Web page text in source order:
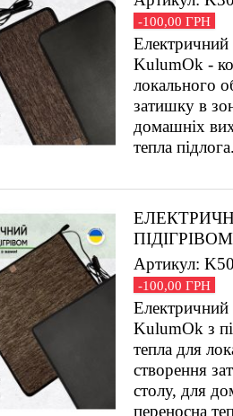
-100,00 ГРН
Електричний
KulumOk -
локального
затишку в
домашніх
тепла підлога.
Артикул:
-100,00 ГРН
Електричний
KulumOk з
тепла для
створення
столу, для
переносна